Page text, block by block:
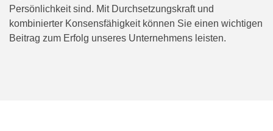
Persönlichkeit sind. Mit Durchsetzungskraft und
kombinierter Konsensfähigkeit können Sie einen wichtigen
Beitrag zum Erfolg unseres Unternehmens leisten.